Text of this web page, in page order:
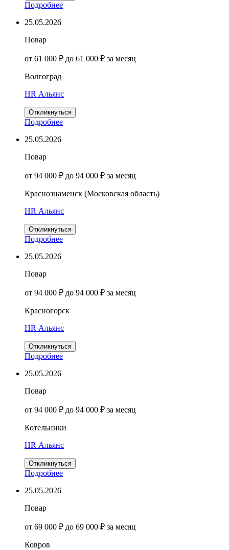
Подробнее
25.05.2026
Повар
от 61 000 ₽ до 61 000 ₽ за месяц
Волгоград
HR Альянс
Откликнуться
Подробнее
25.05.2026
Повар
от 94 000 ₽ до 94 000 ₽ за месяц
Краснознаменск (Московская область)
HR Альянс
Откликнуться
Подробнее
25.05.2026
Повар
от 94 000 ₽ до 94 000 ₽ за месяц
Красногорск
HR Альянс
Откликнуться
Подробнее
25.05.2026
Повар
от 94 000 ₽ до 94 000 ₽ за месяц
Котельники
HR Альянс
Откликнуться
Подробнее
25.05.2026
Повар
от 69 000 ₽ до 69 000 ₽ за месяц
Ковров